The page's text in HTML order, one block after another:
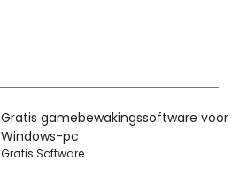
Gratis gamebewakingssoftware voor
Windows-pc
Gratis Software